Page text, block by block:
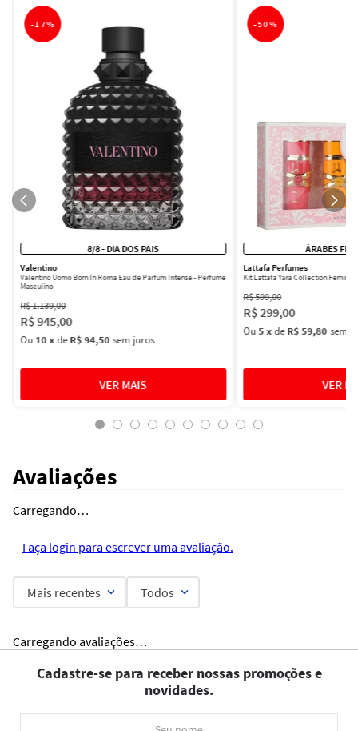
-17%
8/8 - DIA DOS PAIS
Valentino
Valentino Uomo Born In Roma Eau de Parfum Intense - Perfume
Masculino
R$1.139,00
R$945,00
Ou 10xdeR$ 94,50 sem juros
-50%
ÁRABES
Lattafa Perfumes
Kit Lattafa Yara Collection
R$599,00
R$299,00
Ou5xdeR$ 59,80 sem
Avaliações
Carregando…
Faça login para escrever uma avaliação.
Mais recentes Todos
Carregando avaliações…
Cadastre-se para receber nossas promoções e
novidades.